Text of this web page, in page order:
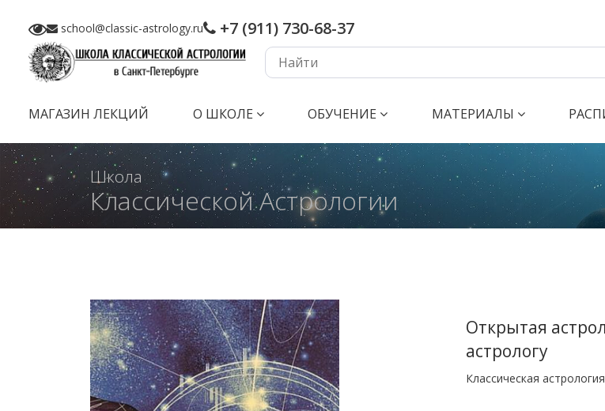
school@classic-astrology.ru +7 (911) 730-68-37
МАГАЗИН ЛЕКЦИЙ О ШКОЛЕ ОБУЧЕНИЕ МАТЕРИАЛЫ
Школа
Классической Астрологии
Открытая
астрологу
Классическая астрология